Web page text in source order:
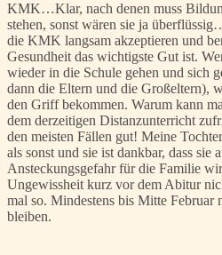
KMK…Klar, nach denen muss
stehen, sonst wären sie ja
die KMK langsam akzeptieren und
Gesundheit das wichtigste Gut ist.
wieder in die Schule gehen und sich
dann die Eltern und die Großeltern),
den Griff bekommen. Warum kann
dem derzeitigen Distanzunterricht
den meisten Fällen gut! Meine
als sonst und sie ist dankbar, dass sie
Ansteckungsgefahr für die Familie
Ungewissheit kurz vor dem Abitur
mal so. Mindestens bis Mitte Februar
bleiben.